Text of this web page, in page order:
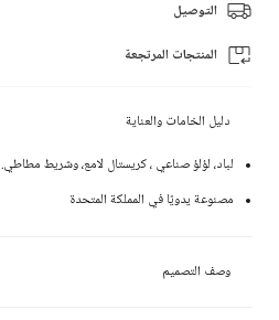
التوصيل
المنتجات المرتجعة
دليل الخامات والعناية
لباد، لؤلؤ صناعي ، كريستال لامع، وشريط مطاطي.
مصنوعة يدويًا في المملكة المتحدة
وصف التصميم